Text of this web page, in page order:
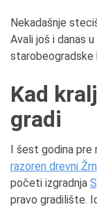
Nekadašnje
Avali još i danas
starobeogradske
Kad
gradi
I šest godina pre
razoren drevni
početi izgradnja
pravo gradilište.